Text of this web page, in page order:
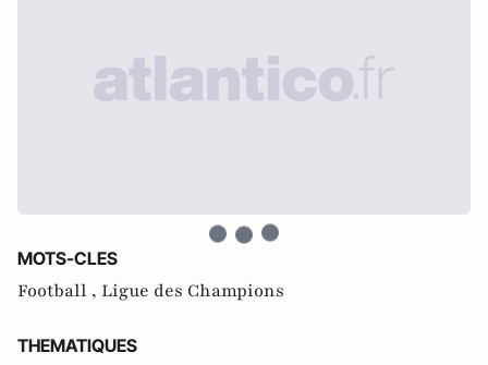
MOTS-CLES
Football , Ligue des Champions
THEMATIQUES